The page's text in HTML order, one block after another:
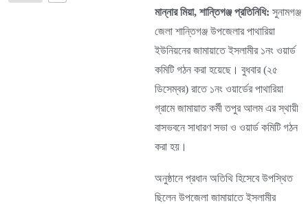
মান্নার মিয়া, শান্তিগঞ্জ প্রতিনিধি: সুনামগঞ্জ
জেলা শান্তিগঞ্জ উপজেলার পাথারিয়া
ইউনিয়নের জামায়াতে ইসলামীর ১নং ওয়ার্ড
কমিটি গঠন করা হয়েছে। বুধবার (২৫
ডিসেম্বর) রাতে ১নং ওয়ার্ডের পাথারিয়া
গ্রামে জামায়াত কর্মী তপুর আলম এর স্থায়ী
বাসভবনে সাধারণ সভা ও ওয়ার্ড কমিটি গঠন
করা হয়।
অনুষ্ঠানে প্রধান অতিথি হিসেবে উপস্থিত
ছিলেন উপজেলা জামায়াতে ইসলামীর